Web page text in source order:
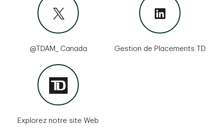
@TDAM_ Canada Gestion de Placements TD
Explorez notre site Web